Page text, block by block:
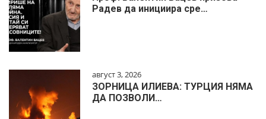
Радев да инициира сре…
август 3, 2026
ЗОРНИЦА ИЛИЕВА: ТУРЦИЯ НЯМА
ДА ПОЗВОЛИ…